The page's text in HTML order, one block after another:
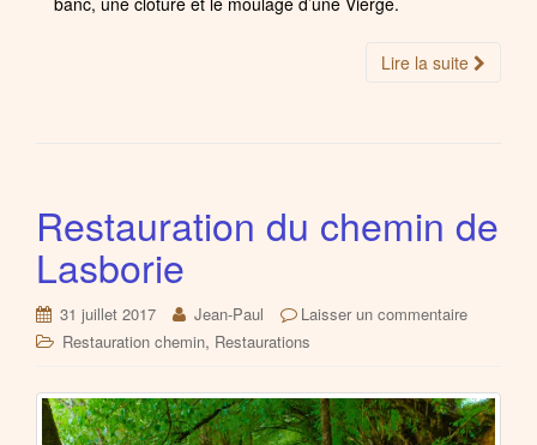
Lire la suite
Restauration du chemin de
Lasborie
31 juillet 2017 Jean-Paul
Laisser un commentaire
Restauration chemin, Restaurations